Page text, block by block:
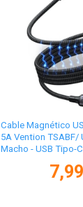
Cable Magnético
5A Vention TSABF/
Macho - USB Tipo-